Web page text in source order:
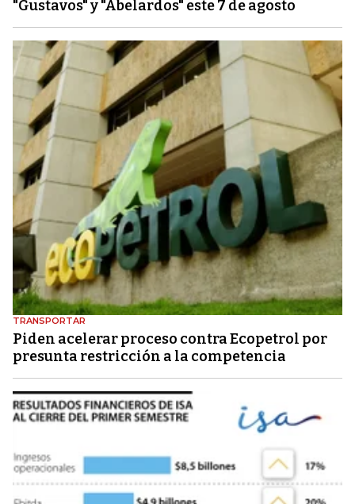
"Gustavos" y "Abelardos" este 7 de agosto
TRANSPORTAR
Piden acelerar proceso contra Ecopetrol por
presunta restricción a la competencia